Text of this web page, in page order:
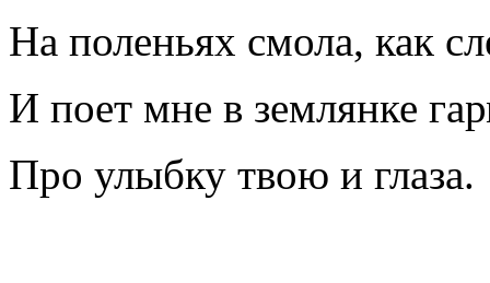
На поленьях смола, как
И поет мне в землянке
Про улыбку твою и глаза.